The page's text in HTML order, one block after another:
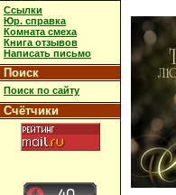
Ссылки
Юр. справка
Комната смеха
Книга отзывов
Написать письмо
Поиск
Поиск по сайту
Счётчики